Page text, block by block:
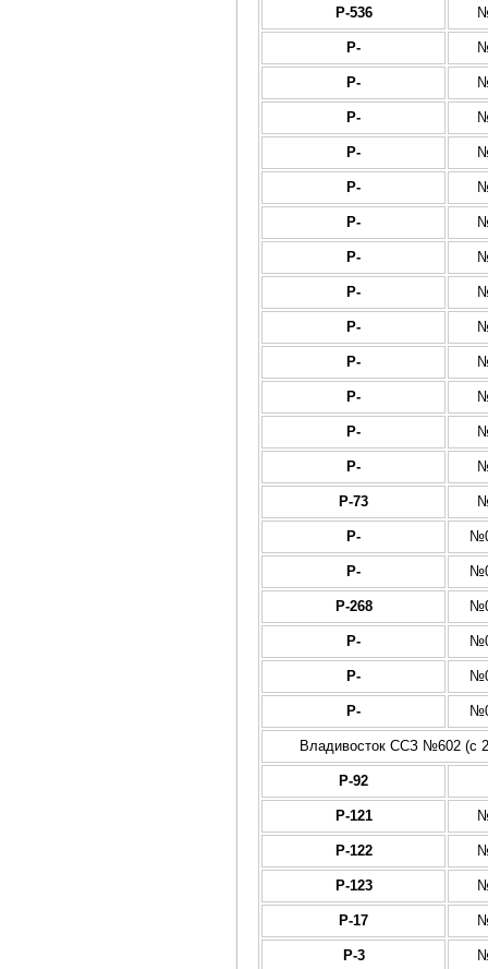
Р-536
Р-
Р-
Р-
Р-
Р-
Р-
Р-
Р-
Р-
Р-
Р-
Р-
Р-
Р-73
Р-
Р-
Р-268
Р-
Р-
Р-
Владивосток ССЗ №602 (с
Р-92
Р-121
Р-122
Р-123
Р-17
Р-3